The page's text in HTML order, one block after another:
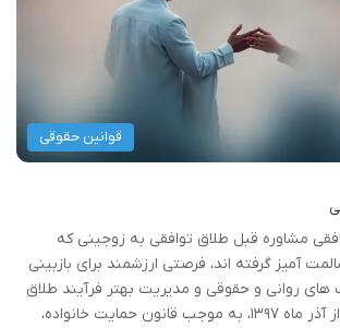
قوانین حقوقی
مشاوره قبل طلاق توافقی به زوجینی که
آمیز گرفته اند، فرصتی ارزشمند برای بازبینی
روانی و حقوقی و مدیریت بهتر فرآیند طلاق
می دهد. این فرآیند، از آذر ماه ۱۳۹۷، به موجب قانون حمایت خانواده،